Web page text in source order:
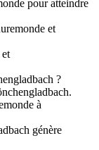
pour atteindre
et
?
à
génère